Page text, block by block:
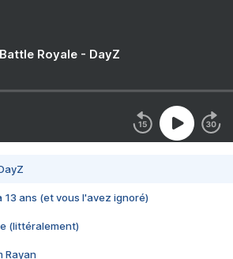
Royale - DayZ
13 ans (et vous l'avez ignoré)
(littéralement)
Rayan